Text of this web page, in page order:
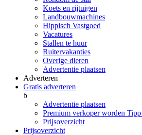
Koets en rijtuigen
Landbouwmachines
Hippisch Vastgoed
Vacatures
Stallen te huur
Ruitervakanties
Overige dieren
Advertentie plaatsen
Adverteren
Gratis adverteren
b
Advertentie plaatsen
Premium verkoper worden
Prijsoverzicht
Prijsoverzicht